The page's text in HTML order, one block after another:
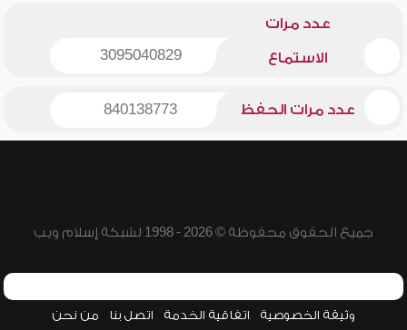
عدد مرات
الاستماع 3095040829
عدد مرات الحفظ 840138773
جميع الحقوق محفوظة © 2026 - 1998 لشبكة إسلام ويب
وثيقة الخصوصية اتفاقية الخدمة اتصل بنا من نحن